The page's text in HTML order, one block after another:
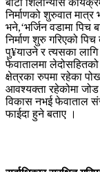
बाटो शिलान्यास
निर्माणको शुरुवात
भने,‘भर्जिन वडामा
निर्माण शुरु गरिएको
पु¥याउने र त्यसका
फेवातालमा
क्षेत्रका रुपमा रहेका
आवश्यक्ता रहेकोमा
विकास नभई फेवाताल
फाईदा हुने बताए ।